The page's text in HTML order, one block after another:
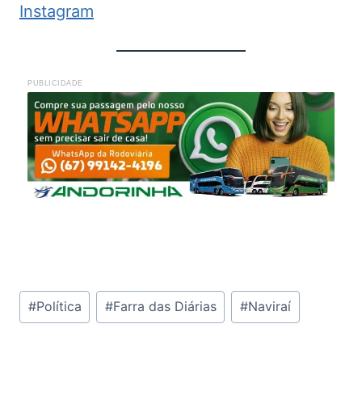
Instagram
PUBLICIDADE
Tags
do
#Política #Farra das Diárias #Naviraí